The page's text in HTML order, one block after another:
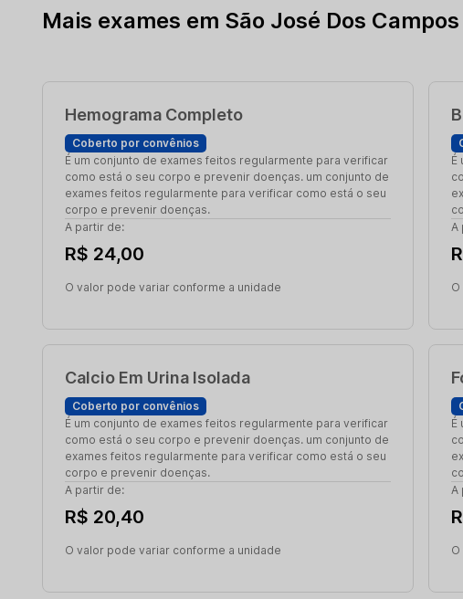
Mais exames em São José Dos
Hemograma Completo
Coberto por convênios
É um conjunto de exames feitos regularmente para verificar
como está o seu corpo e prevenir doenças. um conjunto de
exames feitos regularmente para verificar como está o seu
corpo e prevenir doenças.
A partir de:
R$ 24,00
O valor pode variar conforme a unidade
É
A
Calcio Em Urina Isolada
Coberto por convênios
É um conjunto de exames feitos regularmente para verificar
como está o seu corpo e prevenir doenças. um conjunto de
exames feitos regularmente para verificar como está o seu
corpo e prevenir doenças.
A partir de:
R$ 20,40
O valor pode variar conforme a unidade
É
A